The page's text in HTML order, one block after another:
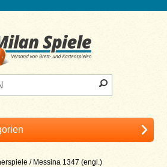
/ Messina 1347 (engl.)